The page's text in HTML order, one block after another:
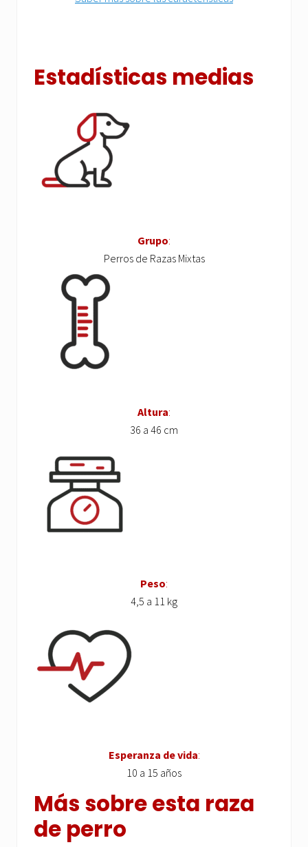
Estadísticas medias
Grupo:
Perros de Razas Mixtas
Altura:
36 a 46 cm
Peso:
4,5 a 11 kg
Esperanza de vida:
10 a 15 años
Más sobre esta raza
de perro